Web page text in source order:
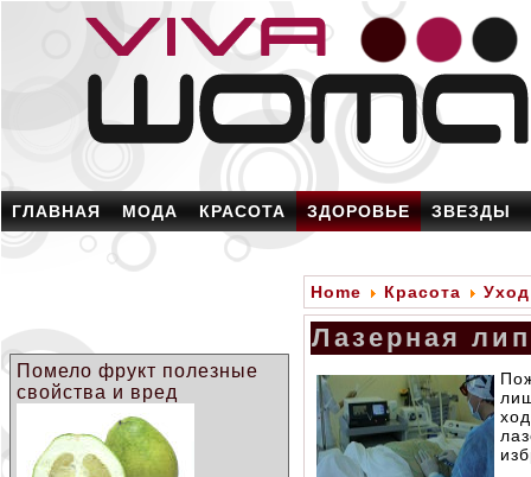
ГЛАВНАЯ МОДА КРАСОТА ЗДОРОВЬЕ ЗВЕЗДЫ
Помело фрукт полезные
свойства и вред
Home Красота
Лазерная